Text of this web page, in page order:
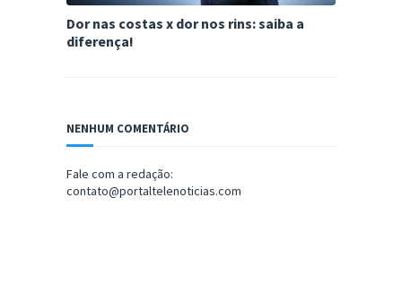
Dor nas costas x dor nos rins: saiba a
diferença!
NENHUM COMENTÁRIO
Fale com a redação:
contato@portaltelenoticias.com